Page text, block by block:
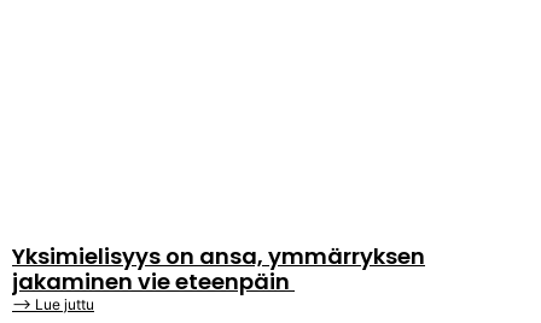
Yksimielisyys on ansa, ymmärryksen
jakaminen vie eteenpäin
⟶ Lue juttu